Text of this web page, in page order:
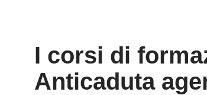
I corsi di
Anticaduta